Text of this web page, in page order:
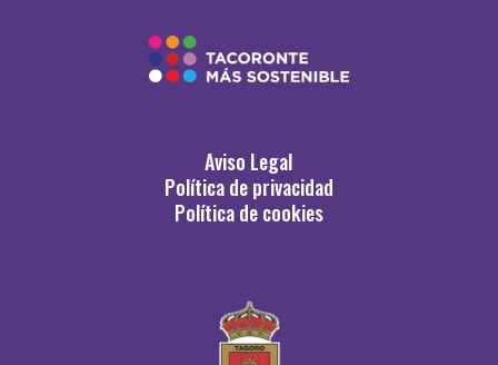
Aviso Legal
Política de privacidad
Política de cookies